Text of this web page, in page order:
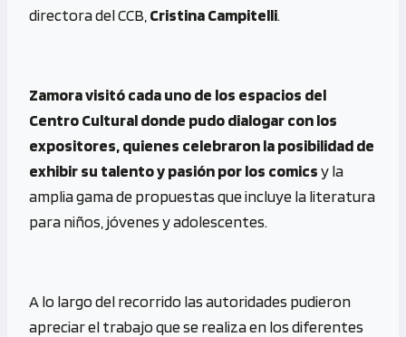
directora del CCB, Cristina Campitelli.
Zamora visitó cada uno de los espacios del
Centro Cultural donde pudo dialogar con los
expositores, quienes celebraron la posibilidad de
exhibir su talento y pasión por los comicsy la
amplia gama de propuestas que incluye la literatura
para niños, jóvenes y adolescentes.
A lo largo del recorrido las autoridades pudieron
apreciar el trabajo que se realiza en los diferentes